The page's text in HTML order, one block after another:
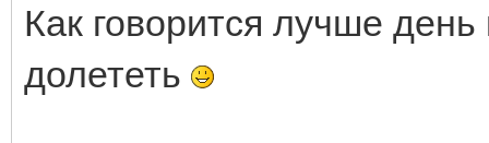
Как говорится лучше
долететь